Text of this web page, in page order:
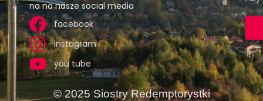
na na nasze social media
facebook
instagram
you tube
© 2025 Siostry Redemptorystki